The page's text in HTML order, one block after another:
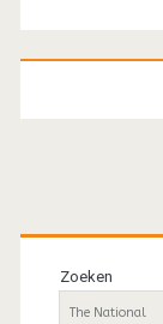
Zoeken